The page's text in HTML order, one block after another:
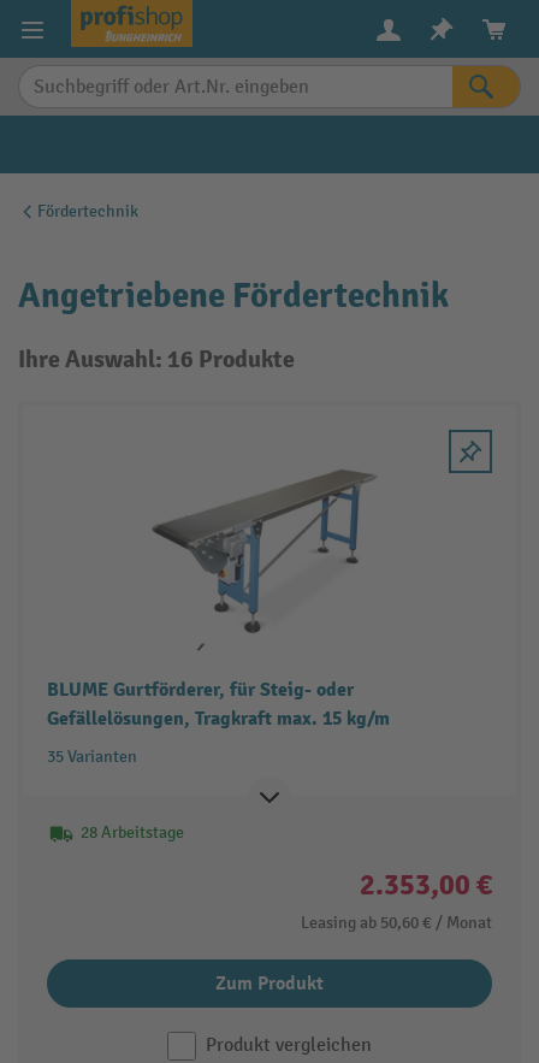
springen
Fördertechnik
Angetriebene Fördertechnik
Ihre Auswahl: 16 Produkte
BLUME Gurtförderer, für Steig- oder
Gefällelösungen, Tragkraft max. 15 kg/m
35 Varianten
28 Arbeitstage
2.353,00 €
Leasing ab 50,60 € / Monat
Zum Produkt
Produkt vergleichen